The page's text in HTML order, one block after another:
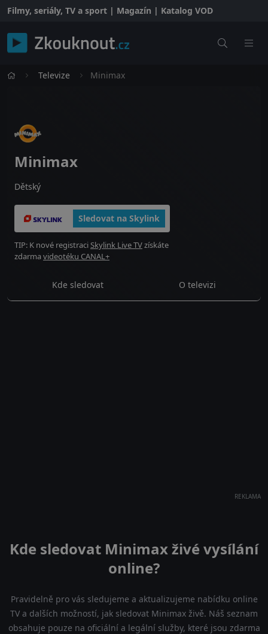
Filmy, seriály, TV a sport | Magazín | Katalog VOD
Televize Minimax
Minimax
Dětský
Sledovat na Skylink
TIP: K nové registraciSkylink Live TVzískáte
zdarmavideotéku CANAL+
Kde sledovat O televizi
REKLAMA
Kde sledovat Minimax živé vysílání
online?
Pravidelně pro vás sledujeme a aktualizujeme nabídku online
TV a dalších možností, jak sledovat Minimax živě. Náš seznam
obsahuje pouze na oficiální a legální služby, které jsou zdarma